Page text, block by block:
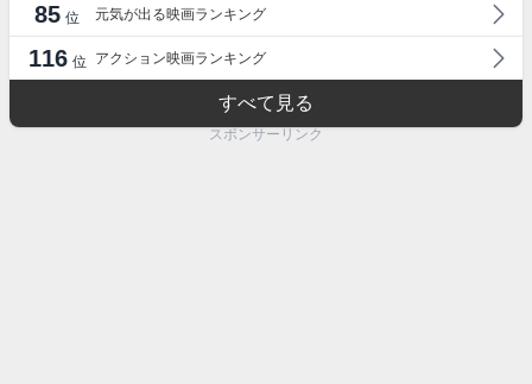
85 位 元気が出る映画ランキング
116 位 アクション映画ランキング
すべて見る
スポンサーリンク